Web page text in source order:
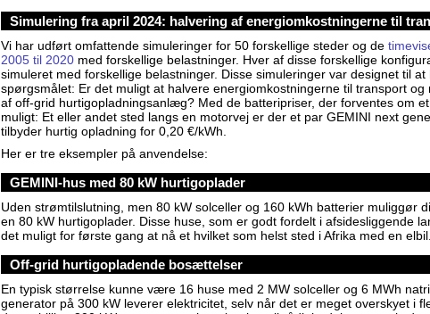
Simulering fra april 2024: halvering af energiomkostningerne til
Vi har udført omfattende simuleringer for 50 forskellige steder og de
2005 til 2020 med forskellige belastninger. Hver af disse forskellige
simuleret med forskellige belastninger. Disse simuleringer var designet til at
spørgsmålet: Er det muligt at halvere energiomkostningerne til transport
af off-grid hurtigopladningsanlæg? Med de batteripriser, der forventes om
muligt: Et eller andet sted langs en motorvej er der et par GEMINI next
tilbyder hurtig opladning for 0,20 €/kWh.
Her er tre eksempler på anvendelse:
GEMINI-hus med 80 kW hurtigoplader
Uden strømtilslutning, men 80 kW solceller og 160 kWh batterier muliggør
en 80 kW hurtigoplader. Disse huse, som er godt fordelt i afsidesliggende
det muligt for første gang at nå et hvilket som helst sted i Afrika med en elbil.
Off-grid hurtigopladende bosættelser
En typisk størrelse kunne være 16 huse med 2 MW solceller og 6 MWh
generator på 300 kW leverer elektricitet, selv når det er meget overskyet i